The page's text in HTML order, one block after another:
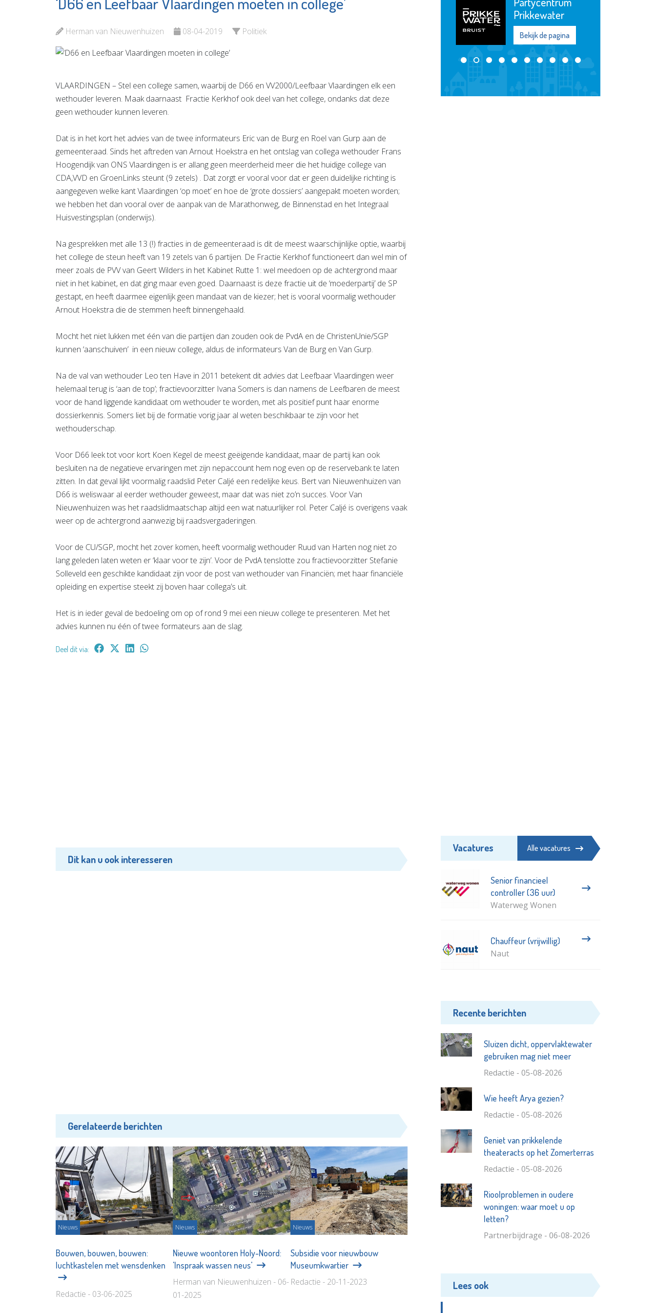
Herman van Nieuwenhuizen 08-04-2019 Politiek
VLAARDINGEN – Stel een college samen, waarbij de D66 en VV2000/Leefbaar Vlaardingen elk een
wethouder leveren. Maak daarnaast Fractie Kerkhof ook deel van het college, ondanks dat deze
geen wethouder kunnen leveren.
Dat is in het kort het advies van de twee informateurs Eric van de Burg en Roel van Gurp aan de
gemeenteraad. Sinds het aftreden van Arnout Hoekstra en het ontslag van collega wethouder Frans
Hoogendijk van ONS Vlaardingen is er allang geen meerderheid meer die het huidige college van
CDA,VVD en GroenLinks steunt (9 zetels) . Dat zorgt er vooral voor dat er geen duidelijke richting is
aangegeven welke kant Vlaardingen ‘op moet’ en hoe de ‘grote dossiers’ aangepakt moeten worden;
we hebben het dan vooral over de aanpak van de Marathonweg, de Binnenstad en het Integraal
Huisvestingsplan (onderwijs).
Na gesprekken met alle 13 (!) fracties in de gemeenteraad is dit de meest waarschijnlijke optie, waarbij
het college de steun heeft van 19 zetels van 6 partijen. De Fractie Kerkhof functioneert dan wel min of
meer zoals de PVV van Geert Wilders in het Kabinet Rutte 1: wel meedoen op de achtergrond maar
niet in het kabinet, en dat ging maar even goed. Daarnaast is deze fractie uit de ‘moederpartij’ de SP
gestapt, en heeft daarmee eigenlijk geen mandaat van de kiezer; het is vooral voormalig wethouder
Arnout Hoekstra die de stemmen heeft binnengehaald.
Mocht het niet lukken met één van die partijen dan zouden ook de PvdA en de ChristenUnie/SGP
kunnen ‘aanschuiven’ in een nieuw college, aldus de informateurs Van de Burg en Van Gurp.
Na de val van wethouder Leo ten Have in 2011 betekent dit advies dat Leefbaar Vlaardingen weer
helemaal terug is ‘aan de top’; fractievoorzitter Ivana Somers is dan namens de Leefbaren de meest
voor de hand liggende kandidaat om wethouder te worden, met als positief punt haar enorme
dossierkennis. Somers liet bij de formatie vorig jaar al weten beschikbaar te zijn voor het
wethouderschap.
Voor D66 leek tot voor kort Koen Kegel de meest geëigende kandidaat, maar de partij kan ook
besluiten na de negatieve ervaringen met zijn nepaccount hem nog even op de reservebank te laten
zitten. In dat geval lijkt voormalig raadslid Peter Caljé een redelijke keus. Bert van Nieuwenhuizen van
D66 is weliswaar al eerder wethouder geweest, maar dat was niet zo’n succes. Voor Van
Nieuwenhuizen was het raadslidmaatschap altijd een wat natuurlijker rol. Peter Caljé is overigens vaak
weer op de achtergrond aanwezig bij raadsvergaderingen.
Voor de CU/SGP, mocht het zover komen, heeft voormalig wethouder Ruud van Harten nog niet zo
lang geleden laten weten er ‘klaar voor te zijn’. Voor de PvdA tenslotte zou fractievoorzitter Stefanie
Solleveld een geschikte kandidaat zijn voor de post van wethouder van Financiën; met haar financiële
opleiding en expertise steekt zij boven haar collega’s uit.
Het is in ieder geval de bedoeling om op of rond 9 mei een nieuw college te presenteren. Met het
advies kunnen nu één of twee formateurs aan de slag.
Deel dit via:
Dit kan u ook interesseren
Gerelateerde berichten
Nieuws
Bouwen, bouwen, bouwen:
luchtkastelen met wensdenken
Redactie - 03-06-2025
Nieuws
Nieuwe woontoren Holy-Noord:
'Inspraak wassen neus'
Herman van Nieuwenhuizen - 06-
01-2025
Nieuws
Subsidie voor nieuwbouw
Museumkwartier
Redactie - 20-11-2023
Totaal-Beter
Bekijk de pagina
Argos Zorggroep
Bekijk de pagina
Prikkewater
Bekijk de pagina
Vacatures Alle vacatures
Senior financieel
controller (36 uur)
Waterweg Wonen
Chauffeur (vrijwillig)
Naut
Recente berichten
Sluizen dicht, oppervlaktewater
gebruiken mag niet meer
Redactie - 05-08-2026
Wie heeft Arya gezien?
Redactie - 05-08-2026
Geniet van prikkelende
theateracts op het Zomerterras
Redactie - 05-08-2026
Rioolproblemen in oudere
woningen: waar moet u op
letten?
Partnerbijdrage - 06-08-2026
Lees ook